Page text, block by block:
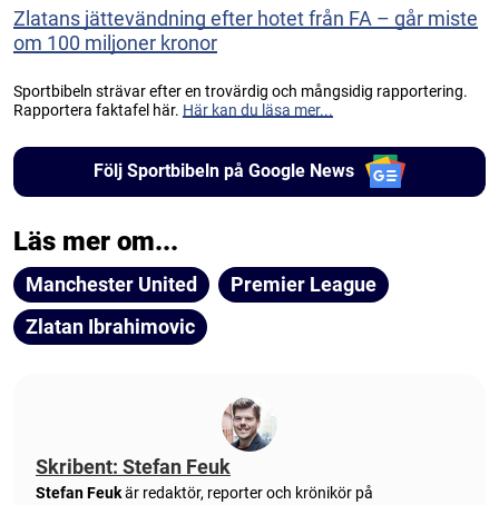
Zlatans jättevändning efter hotet från FA – går miste
om 100 miljoner kronor
Sportbibeln strävar efter en trovärdig och mångsidig rapportering.
Rapportera faktafel här. Här kan du läsa mer...
Följ Sportbibeln på Google News
Läs mer om...
Manchester United
Premier League
Zlatan Ibrahimovic
Skribent: Stefan Feuk
Stefan Feukär redaktör, reporter och krönikör på